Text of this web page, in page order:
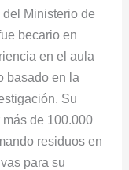
Ministerio de
becario en
en el aula
basado en la
Su
de 100.000
residuos en
para su